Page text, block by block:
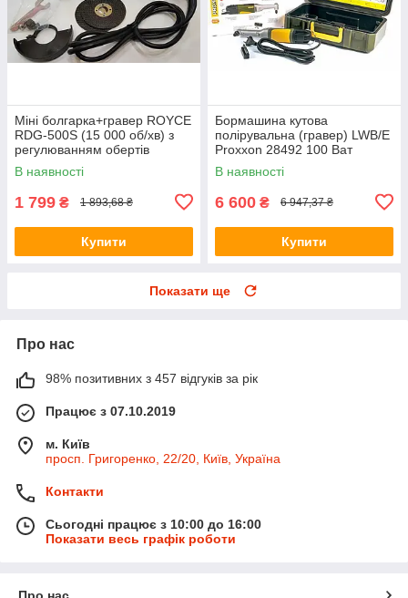
Міні болгарка+гравер ROYCE
RDG-500S (15 000 об/хв) з
регулюванням обертів
В наявності
1 799 ₴ 1 893,68 ₴
Купити
Бормашина кутова
полірувальна (гравер) LWB/E
Proxxon 28492 100 Ват
В наявності
6 600 ₴ 6 947,37 ₴
Купити
Показати ще
Про нас
98% позитивних з 457 відгуків за рік
Працює з 07.10.2019
м. Київ
просп. Григоренко, 22/20, Київ, Україна
Контакти
Сьогодні працює з 10:00 до 16:00
Показати весь графік роботи